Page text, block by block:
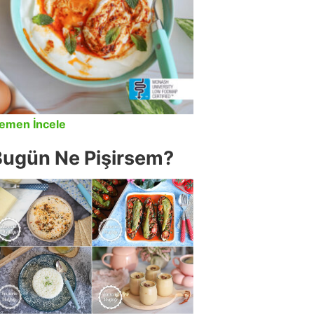
İncele
Ne Pişirsem?